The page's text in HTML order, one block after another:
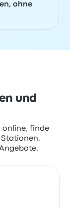
ohne
und
online, finde
Stationen,